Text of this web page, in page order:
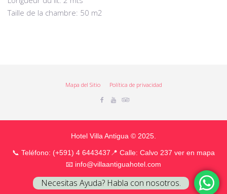
Taille de la chambre: 50 m2
Mapa del Sitio Política de privacidad
Hotel Villa Antigua © 2025.
📞 Teléfono: (+591) 4 6443437 📍 Calle: Calvo 237 ver en mapa
📧 info@villaantiguahotel.com
Necesitas Ayuda? Habla con nosotros.